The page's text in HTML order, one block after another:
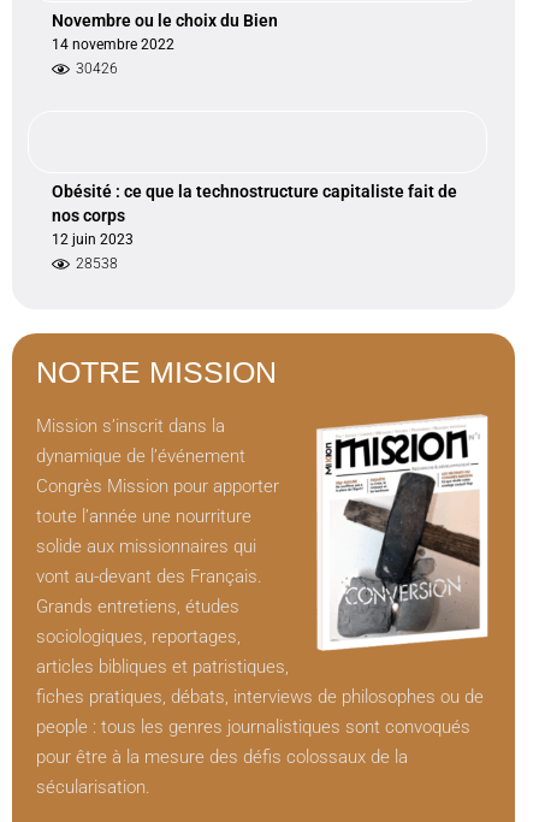
Novembre ou le choix du Bien
14 novembre 2022
30426
Obésité : ce que la technostructure capitaliste fait de
nos corps
12 juin 2023
28538
NOTRE MISSION
Mission s’inscrit dans la
dynamique de l’événement
Congrès Mission pour apporter
toute l’année une nourriture
solide aux missionnaires qui
vont au-devant des Français.
Grands entretiens, études
sociologiques, reportages,
articles bibliques et patristiques,
fiches pratiques, débats, interviews de philosophes ou de
people : tous les genres journalistiques sont convoqués
pour être à la mesure des défis colossaux de la
sécularisation.